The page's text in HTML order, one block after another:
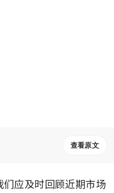
查看原文
应及时回顾近期市场